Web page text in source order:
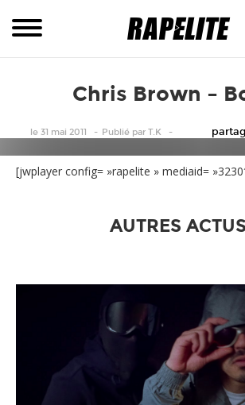
Chris Brown –
le 31 mai 2011 Publiépar T.K
[jwplayer config= »rapelite » mediaid=
AUTRES ACTUS